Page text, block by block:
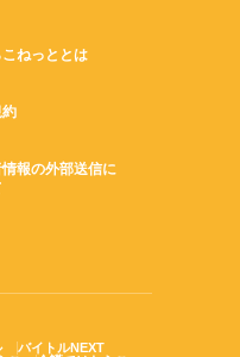
ねっととは
報の外部送信に
バイトルNEXT